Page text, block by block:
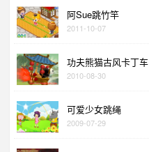
阿Sue跳竹竿
2011-10-07
功夫熊猫古风卡丁车
2010-08-30
可爱少女跳绳
2009-07-29